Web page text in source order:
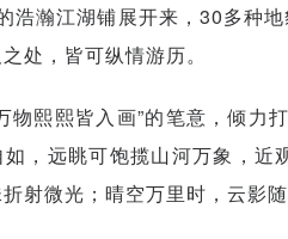
浩瀚江湖铺展开来，30多种
处，皆可纵情游历。
物熙熙皆入画”的笔意，倾力
，远眺可饱揽山河万象，
射微光；晴空万里时，云影